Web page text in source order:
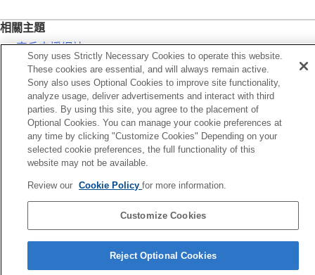
相關主題
客戶支援網站
重設滑鼠
初始化滑鼠以還原出廠設定
支援網站
下一頁
請注意，本說明指南是由機器翻譯的。機器翻譯無法理解上下文脈絡，可能與英文版
語言選擇頁面
5-067-448-51(2)
Sony uses Strictly Necessary Cookies to operate this website.
These cookies are essential, and will always remain active.
Sony also uses Optional Cookies to improve site functionality,
analyze usage, deliver advertisements and interact with third
parties. By using this site, you agree to the placement of
Optional Cookies. You can manage your cookie preferences at
any time by clicking "Customize Cookies" Depending on your
selected cookie preferences, the full functionality of this
website may not be available.
Review our Cookie Policyfor more information.
Customize Cookies
Reject Optional Cookies